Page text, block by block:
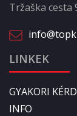
Tržaška cesta
LINKEK
GYAKORI
INFO